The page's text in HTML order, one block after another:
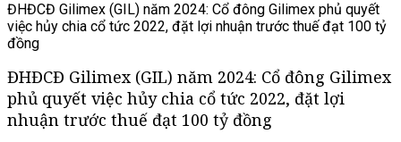
ĐHĐCĐ Gilimex (GIL) năm 2024: Cổ đông Gilimex phủ quyết
việc hủy chia cổ tức 2022, đặt lợi nhuận trước thuế đạt 100 tỷ
đồng
ĐHĐCĐ Gilimex (GIL) năm 2024: Cổ đông Gilimex
phủ quyết việc hủy chia cổ tức 2022, đặt lợi
nhuận trước thuế đạt 100 tỷ đồng